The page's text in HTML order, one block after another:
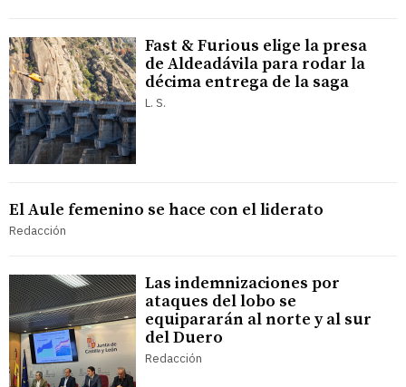
Fast & Furious elige la presa
de Aldeadávila para rodar la
décima entrega de la saga
L. S.
El Aule femenino se hace con el liderato
Redacción
Las indemnizaciones por
ataques del lobo se
equipararán al norte y al sur
del Duero
Redacción